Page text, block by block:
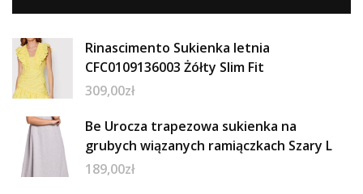
Rinascimento Sukienka letnia
CFC0109136003 Żółty Slim Fit
309,00zł
Be Urocza trapezowa sukienka na
grubych wiązanych ramiączkach Szary L
189,00zł